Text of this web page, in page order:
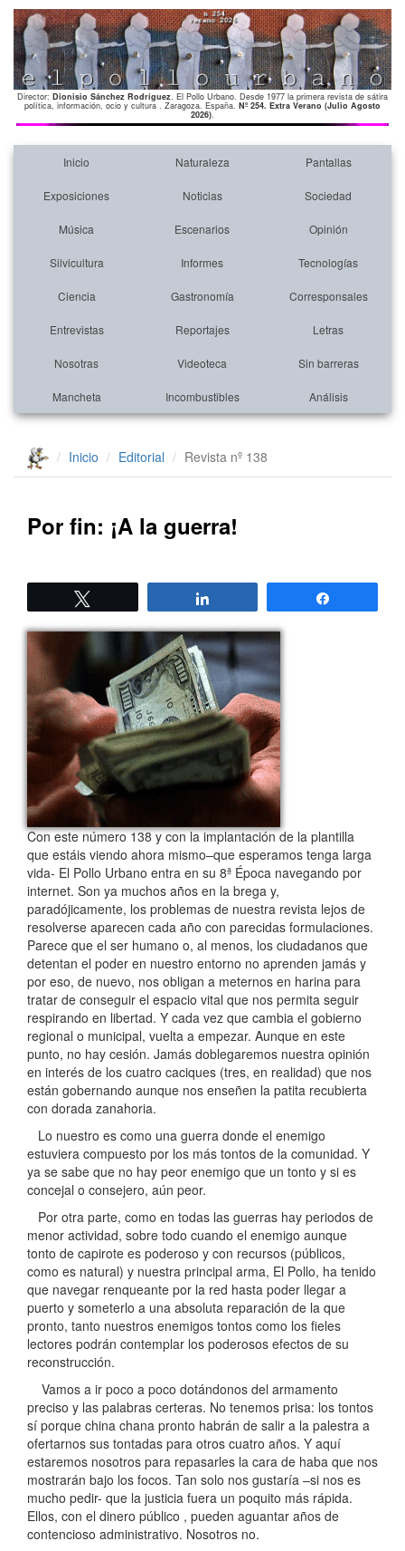
Director: Dionisio Sánchez Rodríguez. El Pollo Urbano. Desde 1977 la primera revista de sátira
política, información, ocio y cultura . Zaragoza. España. Nº 254. Extra Verano (Julio Agosto
2026).
Inicio Naturaleza Pantallas
Exposiciones Noticias Sociedad
Música Escenarios Opinión
Silvicultura Informes Tecnologías
Ciencia Gastronomía Corresponsales
Entrevistas Reportajes Letras
Nosotras Videoteca Sin barreras
Mancheta Incombustibles Análisis
Inicio Editorial Revista nº 138
Por fin: ¡A la guerra!
Con este número 138 y con la implantación de la plantilla
que estáis viendo ahora mismo–que esperamos tenga larga
vida- El Pollo Urbano entra en su 8ª Época navegando por
internet. Son ya muchos años en la brega y,
paradójicamente, los problemas de nuestra revista lejos de
resolverse aparecen cada año con parecidas formulaciones.
Parece que el ser humano o, al menos, los ciudadanos que
detentan el poder en nuestro entorno no aprenden jamás y
por eso, de nuevo, nos obligan a meternos en harina para
tratar de conseguir el espacio vital que nos permita seguir
respirando en libertad. Y cada vez que cambia el gobierno
regional o municipal, vuelta a empezar. Aunque en este
punto, no hay cesión. Jamás doblegaremos nuestra opinión
en interés de los cuatro caciques (tres, en realidad) que nos
están gobernando aunque nos enseñen la patita recubierta
con dorada zanahoria.
Lo nuestro es como una guerra donde el enemigo
estuviera compuesto por los más tontos de la comunidad. Y
ya se sabe que no hay peor enemigo que un tonto y si es
concejal o consejero, aún peor.
Por otra parte, como en todas las guerras hay periodos de
menor actividad, sobre todo cuando el enemigo aunque
tonto de capirote es poderoso y con recursos (públicos,
como es natural) y nuestra principal arma, El Pollo, ha tenido
que navegar renqueante por la red hasta poder llegar a
puerto y someterlo a una absoluta reparación de la que
pronto, tanto nuestros enemigos tontos como los fieles
lectores podrán contemplar los poderosos efectos de su
reconstrucción.
Vamos a ir poco a poco dotándonos del armamento
preciso y las palabras certeras. No tenemos prisa: los tontos
sí porque china chana pronto habrán de salir a la palestra a
ofertarnos sus tontadas para otros cuatro años. Y aquí
estaremos nosotros para repasarles la cara de haba que nos
mostrarán bajo los focos. Tan solo nos gustaría –si nos es
mucho pedir- que la justicia fuera un poquito más rápida.
Ellos, con el dinero público , pueden aguantar años de
contencioso administrativo. Nosotros no.